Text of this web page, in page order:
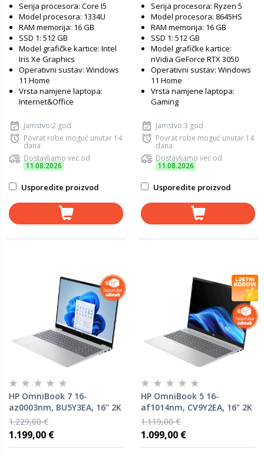
Serija procesora: Core I5
Model procesora: 1334U
RAM memorija: 16 GB
SSD 1: 512 GB
Model grafičke kartice: Intel
Iris Xe Graphics
Operativni sustav: Windows
11 Home
Vrsta namjene laptopa:
Internet&Office
Jamstvo:2 god
Povrat robe moguć unutar 14
dana
Dostavljamo već od
11.08.2026
Usporedite proizvod
laptop
Serija procesora: Ryzen 5
Model procesora: 8645HS
RAM memorija: 16 GB
SSD 1: 512 GB
Model grafičke kartice:
nVidia GeForce RTX 3050
Operativni sustav: Windows
11 Home
Vrsta namjene laptopa:
Gaming
Jamstvo:3 god
Povrat robe moguć unutar 14
dana
Dostavljamo već od
11.08.2026
Usporedite proizvod
HP OmniBook 7 16-
az0003nm, BU5Y3EA, 16" 2K
IPS, Intel Core 5 210H, 16GB
RAM, 512GB SSD, Intel
Graphics, Windows 11 Pro,
1.229,00 €
1.199,00 €
HP OmniBook 5 16-
af1014nm, CV9Y2EA, 16" 2K
OLED, Intel Core Ultra 5
225U, 16GB RAM, 1TB SSD,
Intel Graphics, Windows 11
1.119,00 €
1.099,00 €